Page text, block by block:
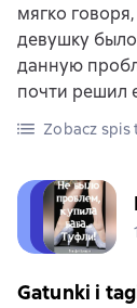
мягко
девушку
данную
почти решил
Zobacz spis
Gatunki i